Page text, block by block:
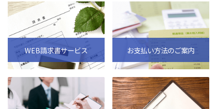
WEB請求書サービス お支払い方法のご案内